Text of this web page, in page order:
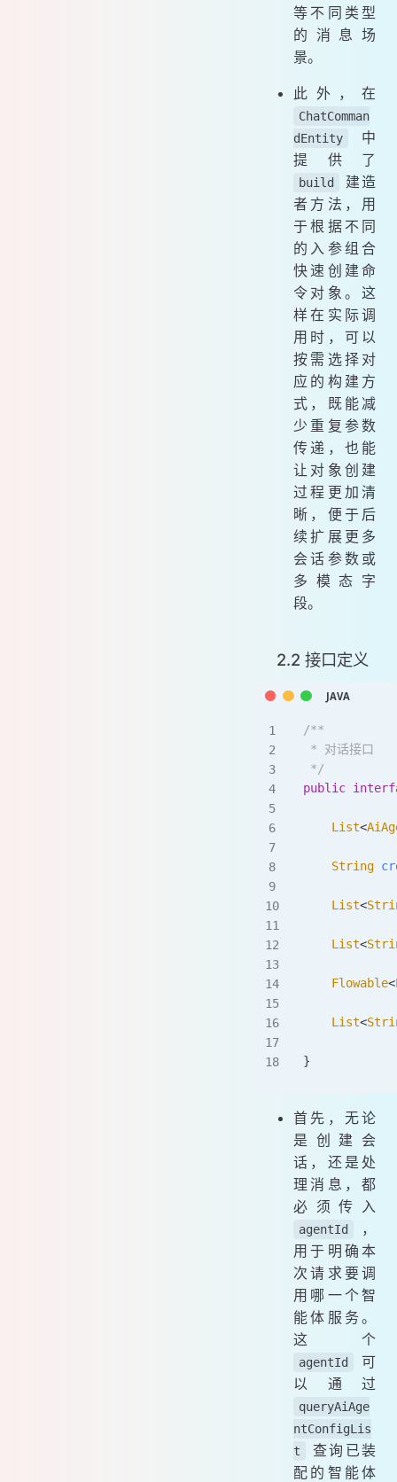
等不同类型
的消息场
景。
此外，在
ChatComman
dEntity
中
提供了
build
建造
者方法，用
于根据不同
的入参组合
快速创建命
令对象。这
样在实际调
用时，可以
按需选择对
应的构建方
式，既能减
少重复参数
传递，也能
让对象创建
过程更加清
晰，便于后
续扩展更多
会话参数或
多模态字
段。
2.2 接口定义
/**
* 对话接口
*/
public
    List
<
    String
    List
<
    List
<
    Flowable
<
    List
<
}
首先，无论
是创建会
话，还是处
理消息，都
必须传入
agentId
，
用于明确本
次请求要调
用哪一个智
能体服务。
这个
agentId
可
以通过
queryAiAge
ntConfigLis
t
查询已装
配的智能体